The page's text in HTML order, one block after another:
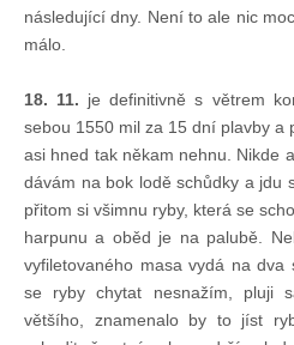
Převzaté články ze zahraničí
Ostatní články
Plavební oblasti
Fotogalerie
následující dny. Není to ale nic
málo.
18. 11. je definitivně s větrem
sebou 1550 mil za 15 dní plavby a
asi hned tak někam nehnu. Nikde
dávám na bok lodě schůdky a jdu
přitom si všimnu ryby, která se
harpunu a oběd je na palubě.
vyfiletovaného masa vydá na dva
se ryby chytat nesnažím, pluji
většího, znamenalo by to jíst